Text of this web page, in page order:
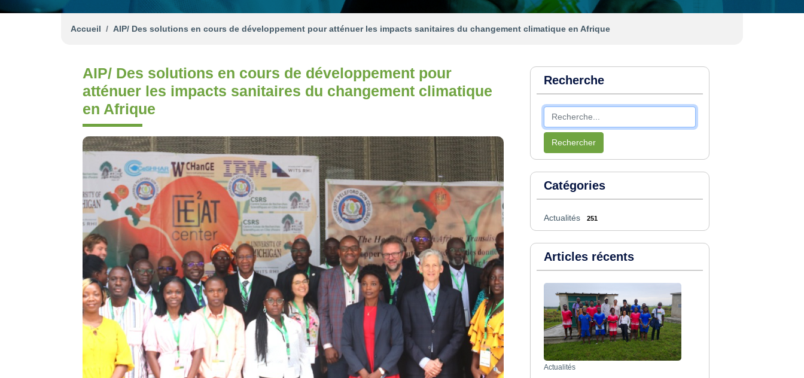
Accueil AIP/ Des solutions en cours de développement pour atténuer les impacts sanitaires du changement climatique en Afrique
AIP/ Des solutions en cours de développement pour
atténuer les impacts sanitaires du changement climatique
en Afrique
Recherche
Rechercher
Catégories
Actualités 251
Articles récents
Actualités